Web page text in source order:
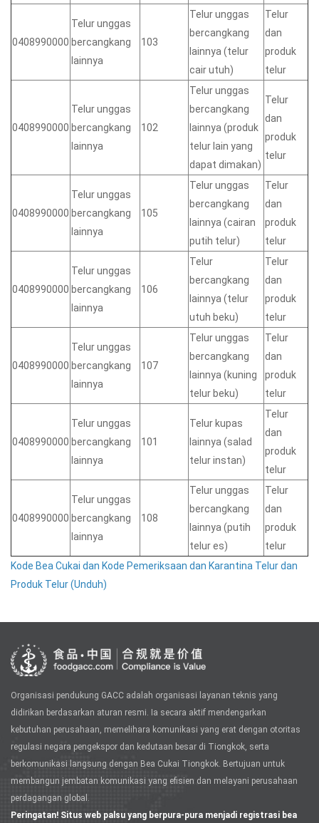
0408990000
Telur unggas
bercangkang
lainnya
103
Telur unggas
bercangkang
lainnya (telur
cair utuh)
Telur
dan
produk
telur
0408990000
Telur unggas
bercangkang
lainnya
102
Telur unggas
bercangkang
lainnya (produk
telur lain yang
dapat dimakan)
Telur
dan
produk
telur
0408990000
Telur unggas
bercangkang
lainnya
105
Telur unggas
bercangkang
lainnya (cairan
putih telur)
Telur
dan
produk
telur
0408990000
Telur unggas
bercangkang
lainnya
106
Telur
bercangkang
lainnya (telur
utuh beku)
Telur
dan
produk
telur
0408990000
Telur unggas
bercangkang
lainnya
107
Telur unggas
bercangkang
lainnya (kuning
telur beku)
Telur
dan
produk
telur
0408990000
Telur unggas
bercangkang
lainnya
101
Telur kupas
lainnya (salad
telur instan)
Telur
dan
produk
telur
0408990000
Telur unggas
bercangkang
lainnya
108
Telur unggas
bercangkang
lainnya (putih
telur es)
Telur
dan
produk
telur
Kode Bea Cukai dan Kode Pemeriksaan dan Karantina Telur dan
Produk Telur (Unduh)
Organisasi pendukung GACC adalah organisasi layanan teknis yang
didirikan berdasarkan aturan resmi. Ia secara aktif mendengarkan
kebutuhan perusahaan, memelihara komunikasi yang erat dengan otoritas
regulasi negara pengekspor dan kedutaan besar di Tiongkok, serta
berkomunikasi langsung dengan Bea Cukai Tiongkok. Bertujuan untuk
membangun jembatan komunikasi yang efisien dan melayani perusahaan
perdagangan global.
Peringatan! Situs web palsu yang berpura-pura menjadi registrasi bea